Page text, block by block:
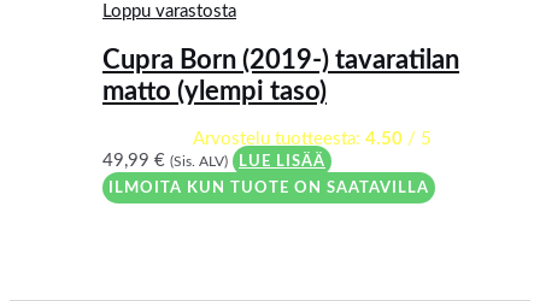
Loppu varastosta
Cupra Born (2019-) tavaratilan
matto (ylempi taso)
Arvostelu tuotteesta: 4.50/ 5
49,99€ (Sis. ALV)
LUE LISÄÄ
ILMOITA KUN TUOTE ON SAATAVILLA